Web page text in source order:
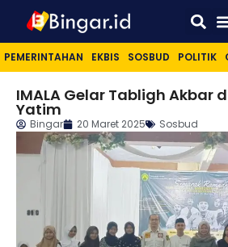
PEMERINTAHAN EKBIS SOSBUD POLITIK
IMALA Gelar Tabligh Akbar
Yatim
Bingar 20 Maret 2025 Sosbud